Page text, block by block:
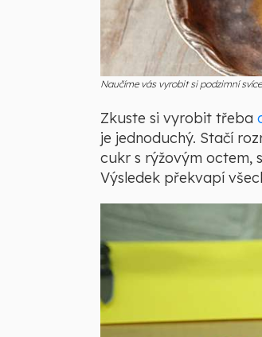
Naučíme vás vyrobit si podzimní
Zkuste si vyrobit třeba
je jednoduchý. Stačí
cukr s rýžovým octem,
Výsledek překvapí